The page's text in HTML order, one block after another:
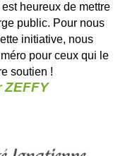
heureux de mettre
public. Pour nous
initiative, nous
pour ceux qui le
soutien !